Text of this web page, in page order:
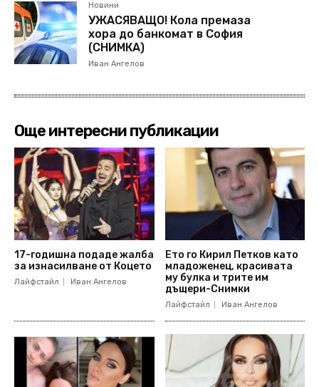
Новини
УЖАСЯВАЩО! Кола премаза
хора до банкомат в София
(СНИМКА)
Иван Ангелов
Още интересни публикации
17-годишна подаде жалба
за изнасилване от Коцето
Лайфстайл Иван Ангелов
Ето го Кирил Петков като
младоженец, красивата
му булка и трите им
дъщери-Снимки
Лайфстайл Иван Ангелов